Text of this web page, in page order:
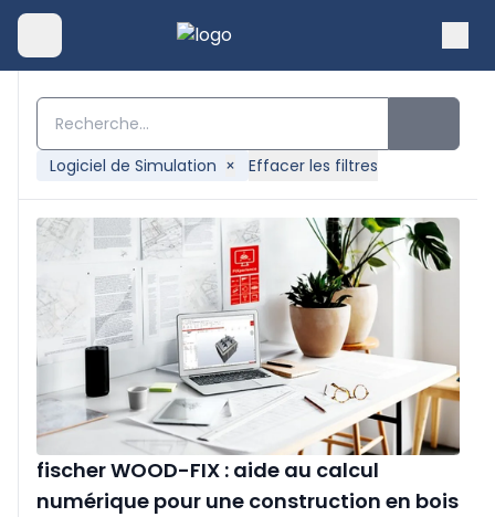
Logiciel de Simulation × Effacer les filtres
fischer WOOD-FIX : aide au calcul
numérique pour une construction en bois